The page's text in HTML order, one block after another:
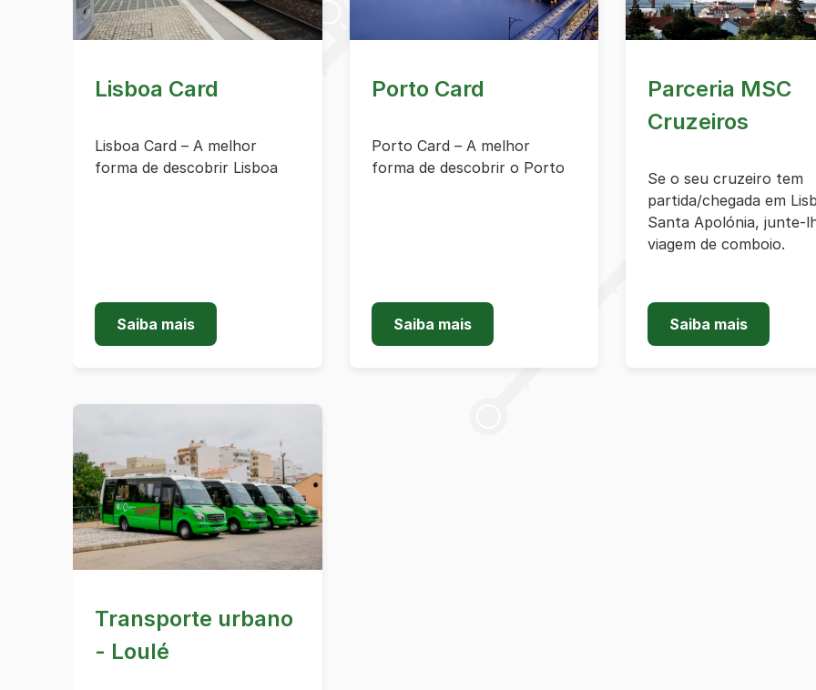
Lisboa Card
Lisboa Card – A melhor
forma de descobrir Lisboa
Saiba mais
Porto Card
Porto Card – A melhor
forma de descobrir o Porto
Saiba mais
Parceria MSC
Cruzeiros
Se o seu cruzeiro tem
partida/chegada em
Santa Apolónia, junte-
viagem de comboio.
Saiba mais
Transporte urbano
- Loulé